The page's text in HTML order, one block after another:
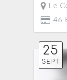
Le
46
25
SEPT